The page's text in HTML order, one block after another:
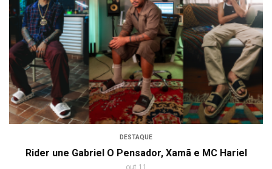
DESTAQUE
Rider une Gabriel O Pensador, Xamã e MC Hariel
out 11